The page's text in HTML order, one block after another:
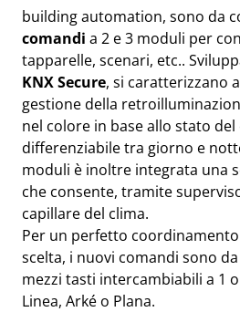
building automation, sono da
comandi a 2 e 3 moduli per
tapparelle, scenari, etc..
KNX Secure, si caratterizzano
gestione della
nel colore in base allo stato del
differenziabile tra giorno e
moduli è inoltre integrata una
che consente, tramite
capillare del clima.
Per un perfetto
scelta, i nuovi comandi sono
mezzi tasti intercambiabili a 1
Linea, Arké o Plana.